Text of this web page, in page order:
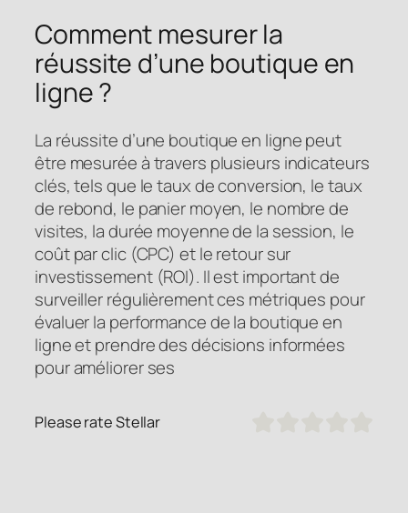
Comment mesurer la
réussite d’une boutique en
ligne ?
La réussite d’une boutique en ligne peut
être mesurée à travers plusieurs indicateurs
clés, tels que le taux de conversion, le taux
de rebond, le panier moyen, le nombre de
visites, la durée moyenne de la session, le
coût par clic (CPC) et le retour sur
investissement (ROI). Il est important de
surveiller régulièrement ces métriques pour
évaluer la performance de la boutique en
ligne et prendre des décisions informées
pour améliorer ses
Please rate Stellar